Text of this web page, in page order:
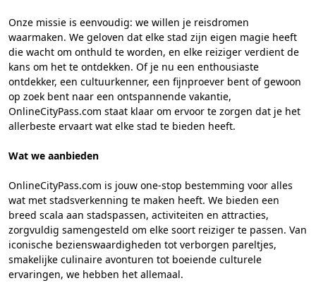
Onze missie is eenvoudig: we willen je reisdromen
waarmaken. We geloven dat elke stad zijn eigen magie heeft
die wacht om onthuld te worden, en elke reiziger verdient de
kans om het te ontdekken. Of je nu een enthousiaste
ontdekker, een cultuurkenner, een fijnproever bent of gewoon
op zoek bent naar een ontspannende vakantie,
OnlineCityPass.com staat klaar om ervoor te zorgen dat je het
allerbeste ervaart wat elke stad te bieden heeft.
Wat we aanbieden
OnlineCityPass.com is jouw one-stop bestemming voor alles
wat met stadsverkenning te maken heeft. We bieden een
breed scala aan stadspassen, activiteiten en attracties,
zorgvuldig samengesteld om elke soort reiziger te passen. Van
iconische bezienswaardigheden tot verborgen pareltjes,
smakelijke culinaire avonturen tot boeiende culturele
ervaringen, we hebben het allemaal.